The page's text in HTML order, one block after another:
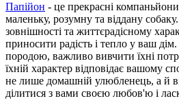
Папійон - це прекрасні
маленьку, розумну та віддану
зовнішності та життєрадісному
приносити радість і тепло у ваш
породою, важливо вивчити їхні
їхній характер відповідає вашому
не лише домашній улюбленець, а й
ділитися з вами своєю любов'ю і